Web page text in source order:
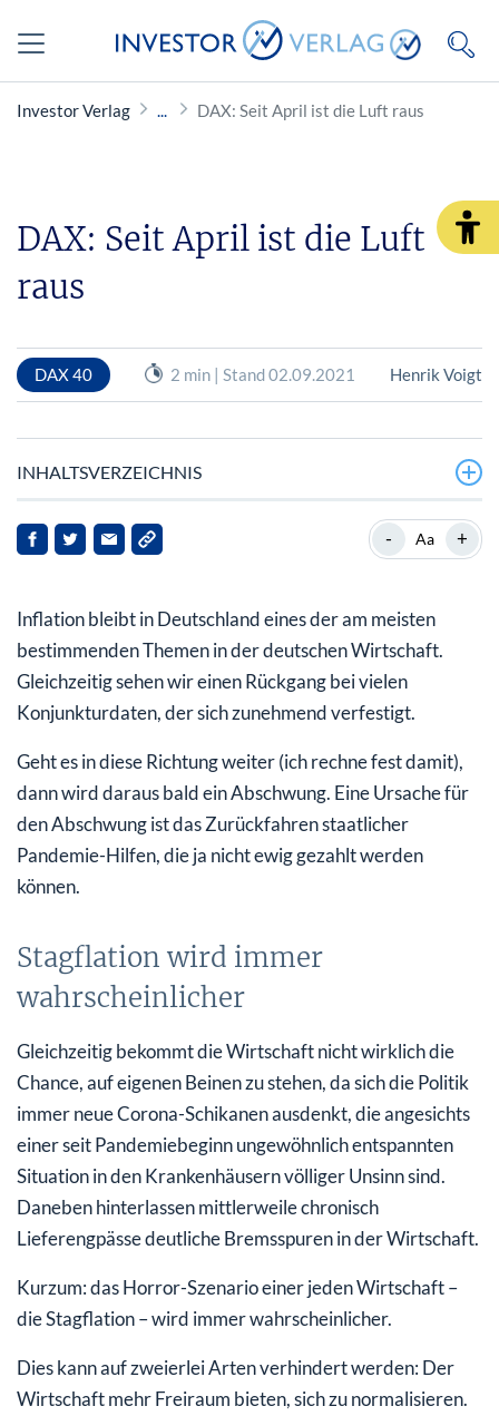
Investor Verlag DAX: Seit April ist die Luft raus
DAX: Seit April ist die Luft
raus
DAX 40 2 min | Stand 02.09.2021 Henrik Voigt
INHALTSVERZEICHNIS
Stagflation wird immer wahrscheinlicher
- Aa +
Inflation bleibt in Deutschland eines der am meisten
bestimmenden Themen in der deutschen Wirtschaft.
Gleichzeitig sehen wir einen Rückgang bei vielen
Konjunkturdaten, der sich zunehmend verfestigt.
Geht es in diese Richtung weiter (ich rechne fest damit),
dann wird daraus bald ein Abschwung. Eine Ursache für
den Abschwung ist das Zurückfahren staatlicher
Pandemie-Hilfen, die ja nicht ewig gezahlt werden
können.
Stagflation wird immer
wahrscheinlicher
Gleichzeitig bekommt die Wirtschaft nicht wirklich die
Chance, auf eigenen Beinen zu stehen, da sich die Politik
immer neue Corona-Schikanen ausdenkt, die angesichts
einer seit Pandemiebeginn ungewöhnlich entspannten
Situation in den Krankenhäusern völliger Unsinn sind.
Daneben hinterlassen mittlerweile chronisch
Lieferengpässe deutliche Bremsspuren in der Wirtschaft.
Kurzum: das Horror-Szenario einer jeden Wirtschaft –
die Stagflation – wird immer wahrscheinlicher.
Dies kann auf zweierlei Arten verhindert werden: Der
Wirtschaft mehr Freiraum bieten, sich zu normalisieren.